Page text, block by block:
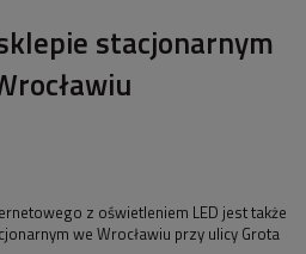
stacjonarnym
z oświetleniem LED jest także
we Wrocławiu przy ulicy Grota